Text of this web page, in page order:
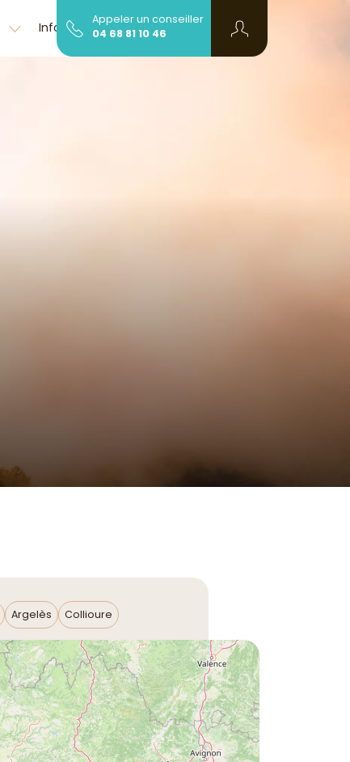
Infos et contactAppeler un conseiller
04 68 81 10 46
Argelès Collioure